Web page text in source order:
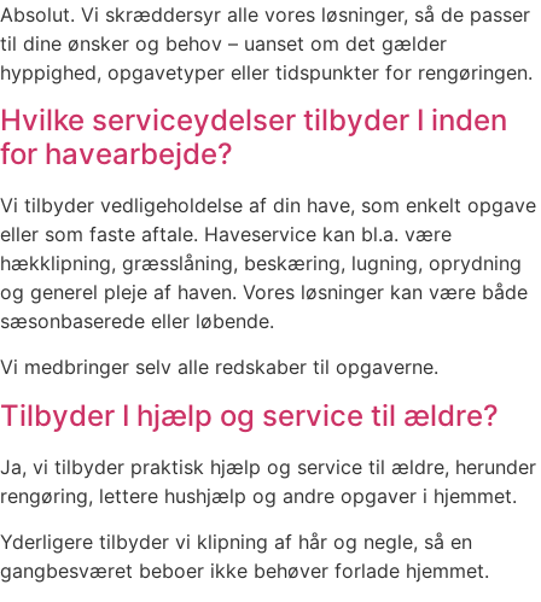
Absolut. Vi skræddersyr alle vores løsninger, så de passer
til dine ønsker og behov – uanset om det gælder
hyppighed, opgavetyper eller tidspunkter for rengøringen.
Hvilke serviceydelser tilbyder I inden
for havearbejde?
Vi tilbyder vedligeholdelse af din have, som enkelt opgave
eller som faste aftale. Haveservice kan bl.a. være
hækklipning, græsslåning, beskæring, lugning, oprydning
og generel pleje af haven. Vores løsninger kan være både
sæsonbaserede eller løbende.
Vi medbringer selv alle redskaber til opgaverne.
Tilbyder I hjælp og service til ældre?
Ja, vi tilbyder praktisk hjælp og service til ældre, herunder
rengøring, lettere hushjælp og andre opgaver i hjemmet.
Yderligere tilbyder vi klipning af hår og negle, så en
gangbesværet beboer ikke behøver forlade hjemmet.